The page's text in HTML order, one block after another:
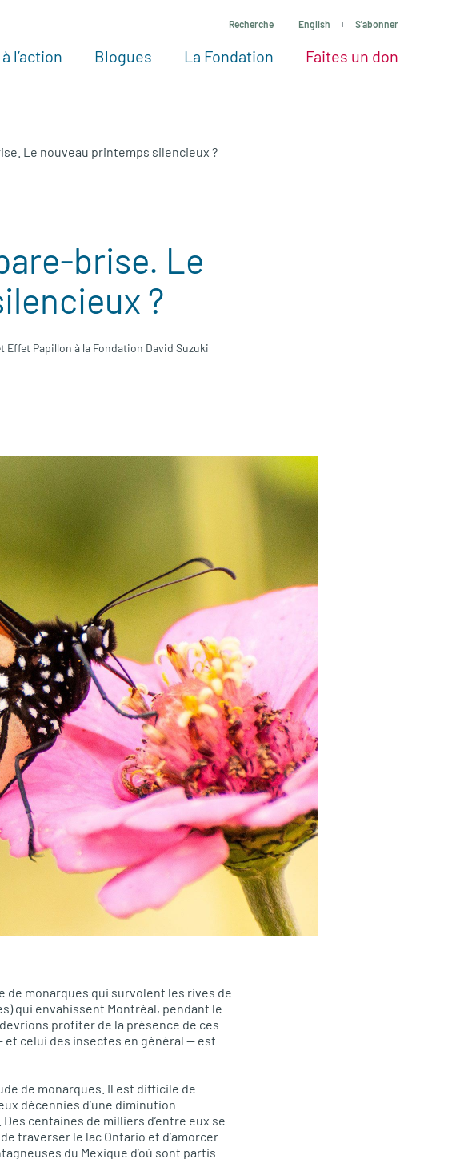
Recherche English S'abonner
Voir tous les projets
Nos Experts
l’action Passez à l’action
Blogues La FondationLa Fondation
Faites un don
Autres façons de faire un don
Le nouveau printemps silencieux ?
brise. Le
?
Papillon à la Fondation David Suzuki
de monarques qui survolent les rives de
qui envahissent Montréal, pendant le
profiter de la présence de ces
celui des insectes en général — est
de monarques. Il est difficile de
décennies d’une diminution
centaines de milliers d’entre eux se
traverser le lac Ontario et d’amorcer
du Mexique d’où sont partis